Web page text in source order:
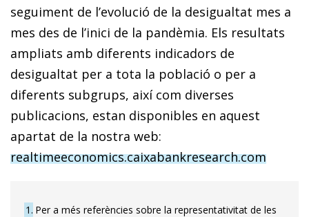
seguiment de l’evolució de la desigualtat mes a
mes des de l’inici de la pandèmia. Els resultats
ampliats amb diferents indicadors de
desigualtat per a tota la població o per a
diferents subgrups, així com diverses
publicacions, estan disponibles en aquest
apartat de la nostra web:
realtimeeconomics.caixabankresearch.com
1 Per a més referències sobre la representativitat de les